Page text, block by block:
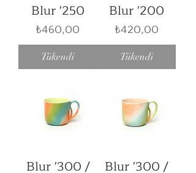
Blur '250
Fiyat
₺460,00
Tükendi
Blur '200
Fiyat
₺420,00
Tükendi
Blur '300 /
Blur '300 /